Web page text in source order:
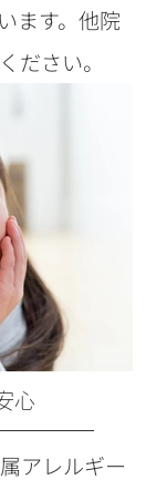
ます。他院
ださい。
心
アレルギー